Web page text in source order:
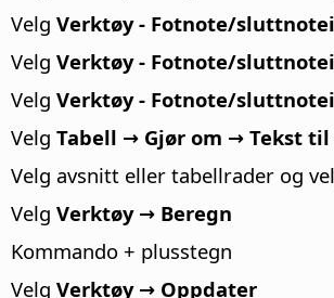
Velg Verktøy - Fotnote/
Velg Verktøy - Fotnote/
Velg Verktøy - Fotnote/
Velg Tabell → Gjør om → Tekst
Velg avsnitt eller tabellrader og
Velg Verktøy → Beregn
Kommando + plusstegn
Velg Verktøy → Oppdater